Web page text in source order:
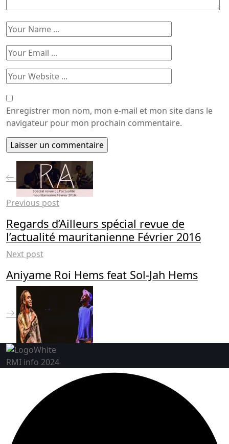
Enregistrer mon nom, mon e-mail et mon site dans le
navigateur pour mon prochain commentaire.
Previous post
Regards d’Ailleurs spécial revue de
l’actualité mauritanienne Février 2016
Next post
Aniyame Roi Hems feat Sol-Jah Hems
RMI info 2024